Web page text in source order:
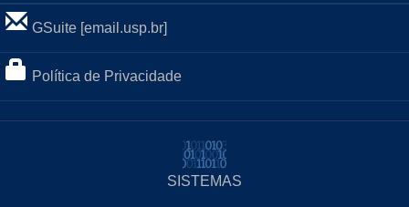
GSuite [email.usp.br]
Política de Privacidade
SISTEMAS